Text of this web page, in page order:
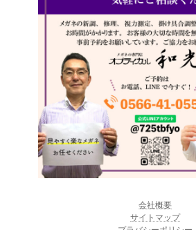
会社概要
サイトマップ